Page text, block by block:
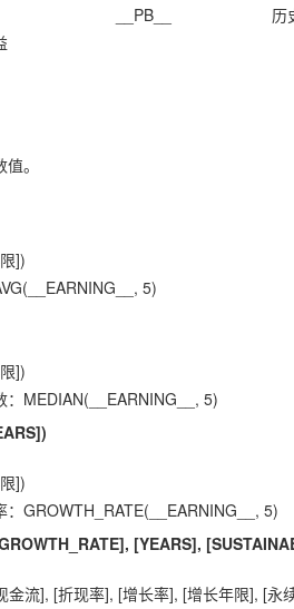
__PB__
历
。
])
5)
])
MEDIAN(__EARNING__, 5)
])
GROWTH_RATE(__EARNING__, 5)
[YEARS],
金流], [折现率], [增长率], [增长年限], [永